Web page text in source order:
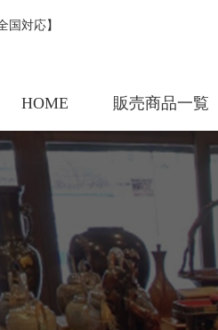
国対応】
HOME 販売商品一覧